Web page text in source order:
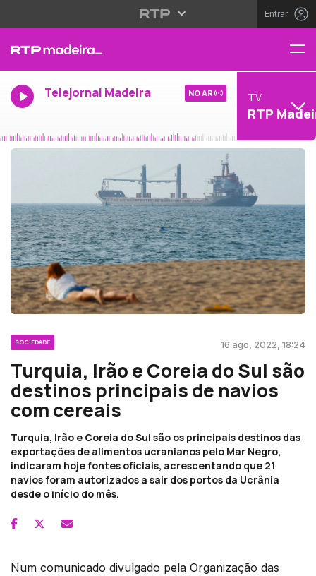
Entrar
Telejornal Madeira NO AR TV
RTP
SOCIEDADE 16 ago, 2022, 18:24
Turquia, Irão e Coreia do Sul são
destinos principais de navios
com cereais
Turquia, Irão e Coreia do Sul são os principais destinos das
exportações de alimentos ucranianos pelo Mar Negro,
indicaram hoje fontes oficiais, acrescentando que 21
navios foram autorizados a sair dos portos da Ucrânia
desde o início do mês.
Num comunicado divulgado pela Organização das